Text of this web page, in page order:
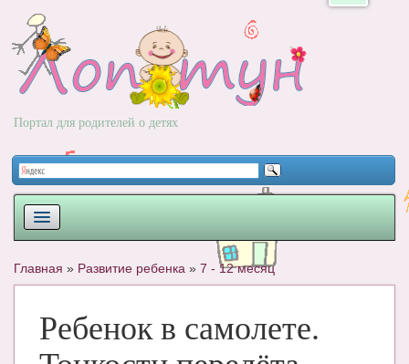
Портал для родителей о детях
НОВОРОЖДЕННЫЙ
Главная » Развитие ребенка » 7 - 12 месяц
Ребенок в самолете.